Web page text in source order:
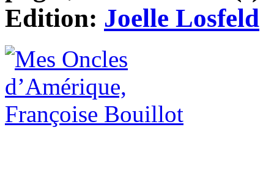
Edition: Joelle Losfeld